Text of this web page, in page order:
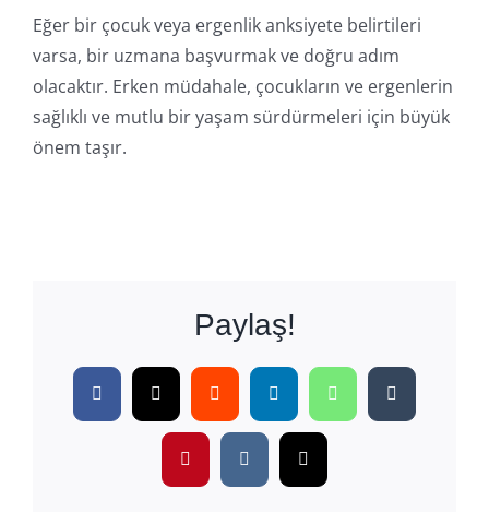
Eğer bir çocuk veya ergenlik anksiyete belirtileri
varsa, bir uzmana başvurmak ve doğru adım
olacaktır. Erken müdahale, çocukların ve ergenlerin
sağlıklı ve mutlu bir yaşam sürdürmeleri için büyük
önem taşır.
Paylaş!
Facebook
X Reddit LinkedInWhatsAppTumblr
PinterestVk Email